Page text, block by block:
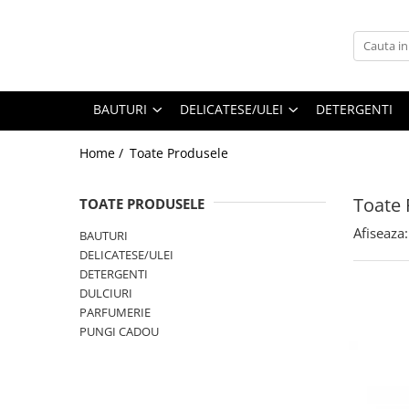
PARFUMURI
BAUTURI DELICATESE/ULEI DETERGENTI
Home / Toate Produsele
Toate
TOATE PRODUSELE
BAUTURI
DELICATESE/ULEI
DETERGENTI
DULCIURI
PARFUMERIE
PUNGI CADOU
Afiseaza: